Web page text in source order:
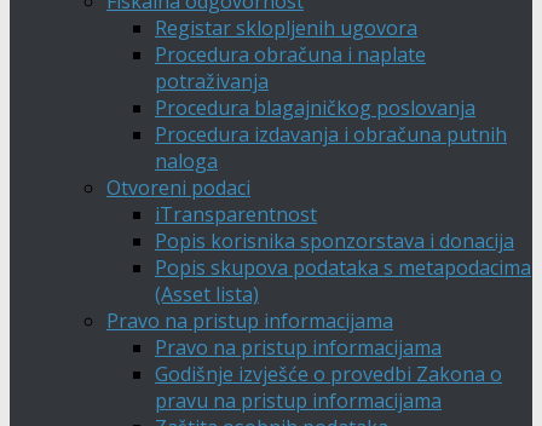
Registar sklopljenih ugovora
Procedura obračuna i naplate
potraživanja
Procedura blagajničkog poslovanja
Procedura izdavanja i obračuna putnih
naloga
Otvoreni podaci
iTransparentnost
Popis korisnika sponzorstava i donacija
Popis skupova podataka s metapodacima
(Asset lista)
Pravo na pristup informacijama
Pravo na pristup informacijama
Godišnje izvješće o provedbi Zakona o
pravu na pristup informacijama